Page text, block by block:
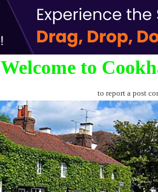
Welcome to
to report a post